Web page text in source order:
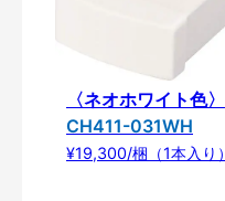
〈ネオホワイト色〉
CH411-031WH
¥19,300/梱（1本入り）